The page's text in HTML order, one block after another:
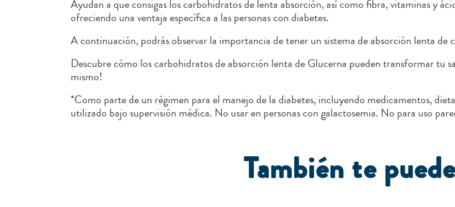
Ayudan a que consigas los carbohidratos de lenta absorción, así como fibra, vitaminas y
ofreciendo una ventaja específica a las personas con diabetes.
A continuación, podrás observar la importancia de tener un sistema de absorción lenta
Descubre cómo los carbohidratos de absorción lenta de Glucerna pueden transformar tu
mismo!
*Como parte de un régimen para el manejo de la diabetes, incluyendo medicamentos,
utilizado bajo supervisión médica. No usar en personas con galactosemia. No para uso
También te